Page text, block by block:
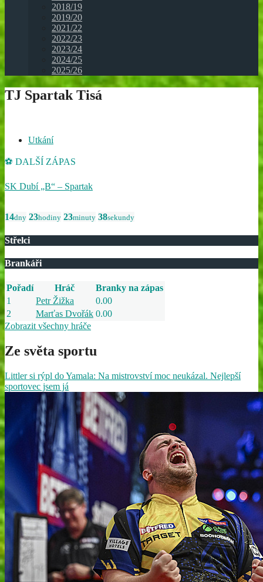
2018/19
2019/20
2021/22
2022/23
2023/24
2024/25
2025/26
TJ Spartak Tisá
Utkání
⚽ DALŠÍ ZÁPAS
SK Dubí „B“ – Spartak
14dny 23hodiny 23minuty 38sekundy
Střelci
Brankáři
Pořadí Hráč
Branky na zápas
1
Petr Žižka
0.00
2
Marťas Dvořák 0.00
Zobrazit všechny hráče
Ze světa sportu
Littler si rýpl do Yamala: Na mistrovství moc neukázal. Nejlepší
sportovec jsem já